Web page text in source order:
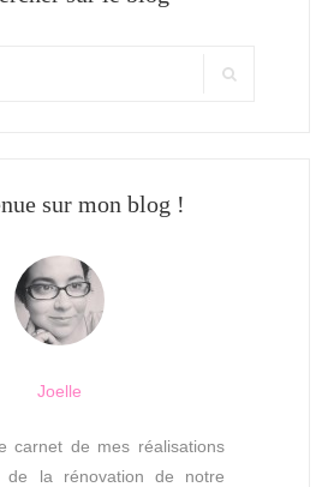
sur mon blog !
Joelle
carnet de mes réalisations
de la rénovation de notre